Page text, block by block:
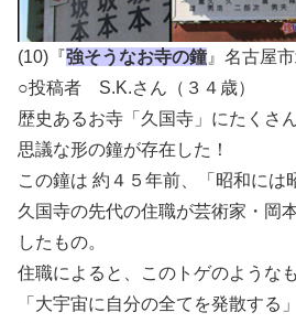
(10)『強そうなお寺の鐘』名古屋
○投稿者 S.K.さん（３４歳）
歴史あるお寺「久国寺」にたくさ
思議な形の鐘が存在した！
この鐘は 約４５年前、「昭和には
久国寺の先代の住職が芸術家・岡
したもの。
住職によると、このトゲのような
「大宇宙に自分の全てを発散する